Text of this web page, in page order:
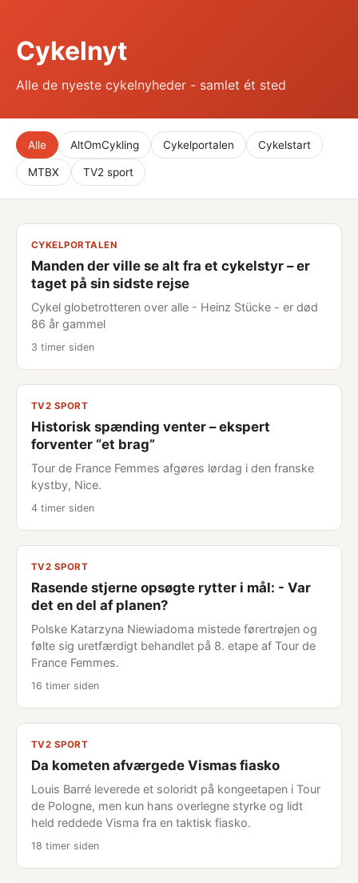
Cykelnyt
Alle de nyeste cykelnyheder - samlet ét sted
Alle AltOmCykling Cykelportalen Cykelstart
MTBX TV2 sport
CYKELPORTALEN
Manden der ville se alt fra et cykelstyr – er
taget på sin sidste rejse
Cykel globetrotteren over alle - Heinz Stücke - er død
86 år gammel
3 timer siden
TV2 SPORT
Historisk spænding venter – ekspert
forventer “et brag”
Tour de France Femmes afgøres lørdag i den franske
kystby, Nice.
4 timer siden
TV2 SPORT
Rasende stjerne opsøgte rytter i mål: - Var
det en del af planen?
Polske Katarzyna Niewiadoma mistede førertrøjen og
følte sig uretfærdigt behandlet på 8. etape af Tour de
France Femmes.
16 timer siden
TV2 SPORT
Da kometen afværgede Vismas fiasko
Louis Barré leverede et soloridt på kongeetapen i Tour
de Pologne, men kun hans overlegne styrke og lidt
held reddede Visma fra en taktisk fiasko.
18 timer siden